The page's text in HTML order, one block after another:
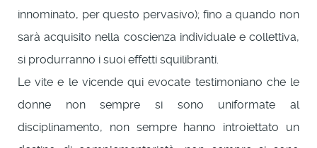
innominato, per questo pervasivo); fino a quando non
sarà acquisito nella coscienza individuale e collettiva,
si produrranno i suoi effetti squilibranti.
Le vite e le vicende qui evocate testimoniano che le
donne non sempre si sono uniformate al
disciplinamento, non sempre hanno introiettato un